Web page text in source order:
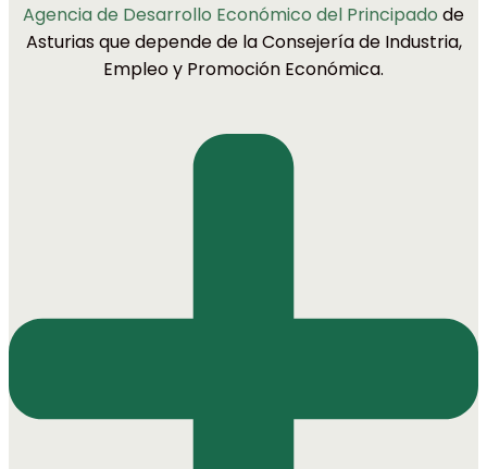
Agencia de Desarrollo Económico del Principado de
Asturias que depende de la Consejería de Industria,
Empleo y Promoción Económica.